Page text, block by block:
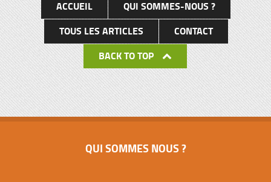
ACCUEIL
QUI SOMMES-NOUS ?
TOUS LES ARTICLES
CONTACT
BACK TO TOP
QUI SOMMES NOUS ?